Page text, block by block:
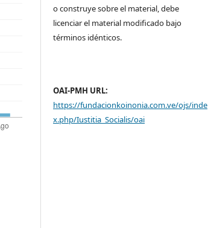
o construye sobre el material, debe
licenciar el material modificado bajo
términos idénticos.
OAI-PMH URL:
https://fundacionkoinonia.com.ve/ojs/inde
x.php/Iustitia_Socialis/oai